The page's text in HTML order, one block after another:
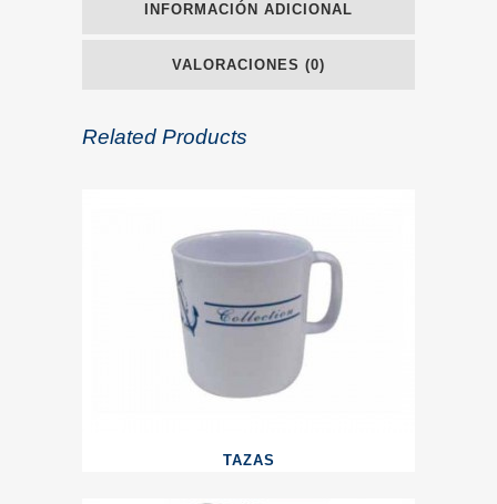
INFORMACIÓN ADICIONAL
VALORACIONES (0)
Related Products
TAZAS